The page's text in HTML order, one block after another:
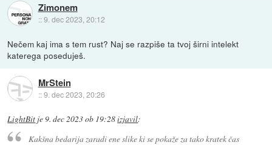
Zimonem
::9. dec 2023, 20:12
Nečem kaj ima s tem rust? Naj se razpiše ta tvoj širni intelekt
katerega poseduješ.
MrStein
::9. dec 2023, 20:26
LightBit je9. dec 2023 ob 19:28izjavil:
Kakšna bedarija zaradi ene slike ki se pokaže za tako kratek čas